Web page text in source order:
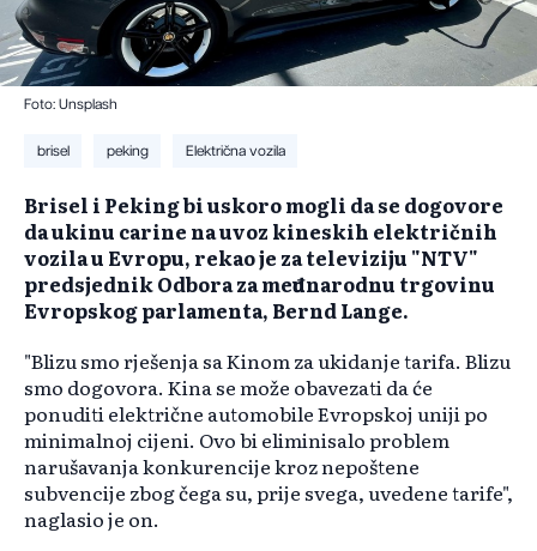
Foto: Unsplash
brisel peking Električna vozila
​Brisel i Peking bi uskoro mogli da se dogovore
da ukinu carine na uvoz kineskih električnih
vozila u Evropu, rekao je za televiziju "NTV"
predsjednik Odbora za međunarodnu trgovinu
Evropskog parlamenta, Bernd Lange.
"Blizu smo rješenja sa Kinom za ukidanje tarifa. Blizu
smo dogovora. Kina se može obavezati da će
ponuditi električne automobile Evropskoj uniji po
minimalnoj cijeni. Ovo bi eliminisalo problem
narušavanja konkurencije kroz nepoštene
subvencije zbog čega su, prije svega, uvedene tarife",
naglasio je on.